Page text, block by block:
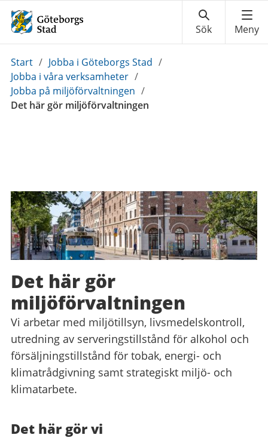
Du
är
här:
Start / Jobba i Göteborgs Stad /
Jobba i våra verksamheter /
Jobba på miljöförvaltningen /
Det här gör miljöförvaltningen
Det här gör
miljöförvaltningen
Vi arbetar med miljötillsyn, livsmedelskontroll,
utredning av serveringstillstånd för alkohol och
försäljningstillstånd för tobak, energi- och
klimatrådgivning samt strategiskt miljö- och
klimatarbete.
Det här gör vi